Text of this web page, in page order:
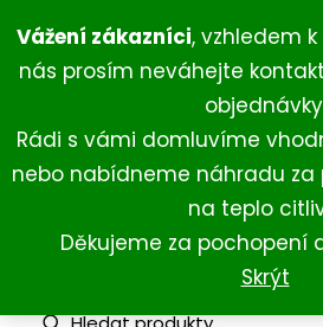
Vážení zákazníci, vzhledem
nás prosím neváhejte
Rádi s vámi domluvíme
nebo nabídneme náhradu za
na teplo
Děkujeme za pochopení
Skrýt
na
obsah
+420 734 429
+420